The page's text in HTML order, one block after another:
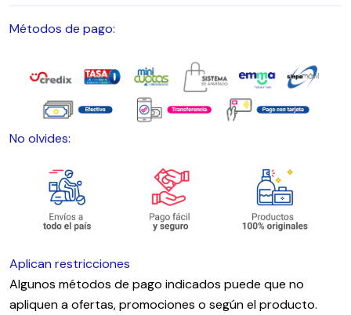
Métodos de pago:
No olvides:
Aplican restricciones
Algunos métodos de pago indicados puede que no
apliquen a ofertas, promociones o según el producto.